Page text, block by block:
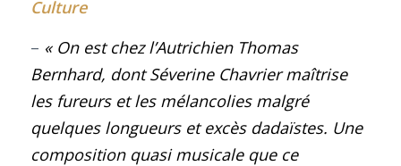
Culture
– « On est chez l’Autrichien Thomas
Bernhard, dont Séverine Chavrier maîtrise
les fureurs et les mélancolies malgré
quelques longueurs et excès dadaïstes. Une
composition quasi musicale que ce